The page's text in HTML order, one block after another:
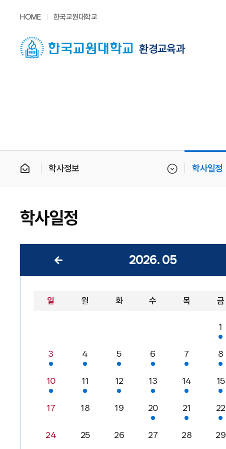
HOME 한국교원대학교
환경교육과
학사정보 학사일정
학사일정
2026. 05
일 월 화 수 목 금
1
3 4 5 6 7 8
10 11 12 13 14 15
17 18 19 20 21 22
24 25 26 27 28 29